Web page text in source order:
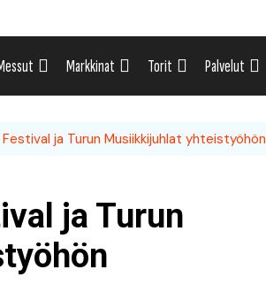
Markkinat Torit Palvelut
Festival ja Turun Musiikkijuhlat yhteistyöhön
ja Turun